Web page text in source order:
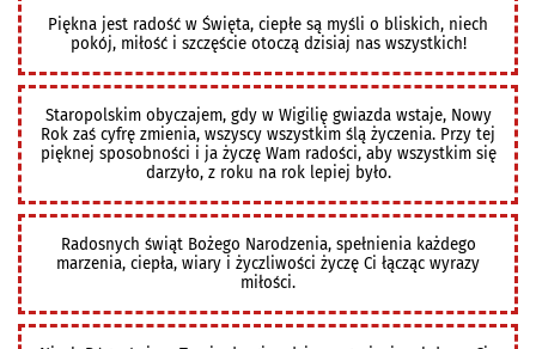
Piękna jest radość w Święta, ciepłe są myśli o bliskich, niech
pokój, miłość i szczęście otoczą dzisiaj nas wszystkich!
Staropolskim obyczajem, gdy w Wigilię gwiazda wstaje, Nowy
Rok zaś cyfrę zmienia, wszyscy wszystkim ślą życzenia. Przy tej
pięknej sposobności i ja życzę Wam radości, aby wszystkim się
darzyło, z roku na rok lepiej było.
Radosnych świąt Bożego Narodzenia, spełnienia każdego
marzenia, ciepła, wiary i życzliwości życzę Ci łącząc wyrazy
miłości.